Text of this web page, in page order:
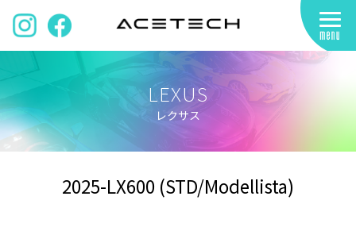
LEXUS
レクサス
2025-LX600 (STD/Modellista)